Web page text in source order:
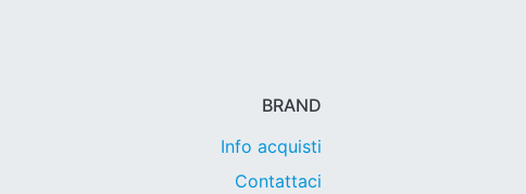
BRAND
Info acquisti
Contattaci